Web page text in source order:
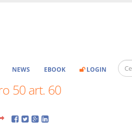
NEWS EBOOK LOGIN
50 art. 60